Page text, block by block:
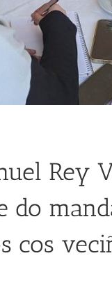
Rey
do
cos